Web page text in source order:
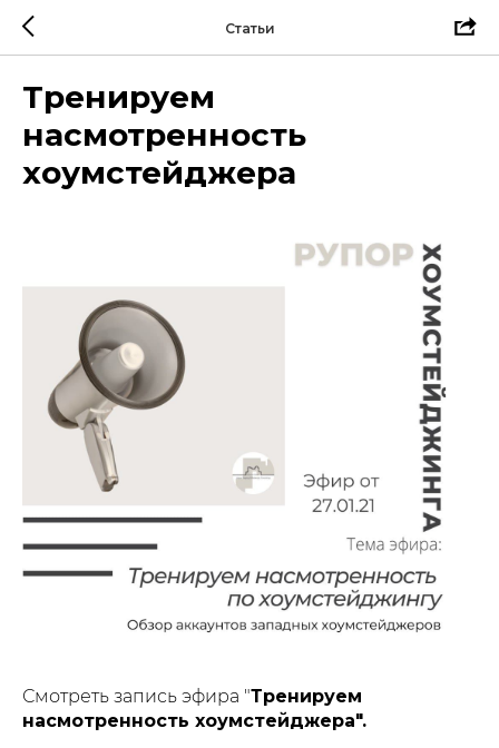
Статьи
Тренируем
насмотренность
хоумстейджера
Смотреть запись эфира "Тренируем
насмотренность хоумстейджера".